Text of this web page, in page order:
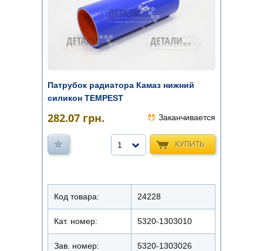
Патрубок радиатора Камаз нижний
силикон TEMPEST
282.07 грн. Заканчивается
КУПИТЬ
1
Код товара: 24228
Кат. номер: 5320-1303010
Зав. номер: 5320-1303026